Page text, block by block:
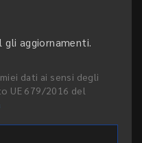
gli aggiornamenti.
dati ai sensi degli
UE 679/2016 del